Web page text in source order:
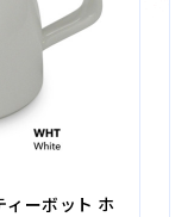
ーボット ホ